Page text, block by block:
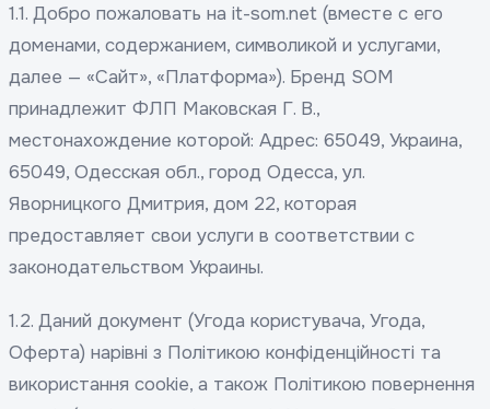
1.1. Добро пожаловать на it-som.net (вместе с его
доменами, содержанием, символикой и услугами,
далее — «Сайт», «Платформа»). Бренд SOM
принадлежит ФЛП Маковская Г. В.,
местонахождение которой: Адрес: 65049, Украина,
65049, Одесская обл., город Одесса, ул.
Яворницкого Дмитрия, дом 22, которая
предоставляет свои услуги в соответствии с
законодательством Украины.
1.2. Даний документ (Угода користувача, Угода,
Оферта) нарівні з Політикою конфіденційності та
використання cookie, а також Політикою повернення